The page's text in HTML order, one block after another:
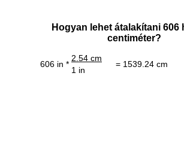
Hogyan lehet átalakítani 606
centiméter?
606 in *
2.54 cm
= 1539.24 cm
1 in